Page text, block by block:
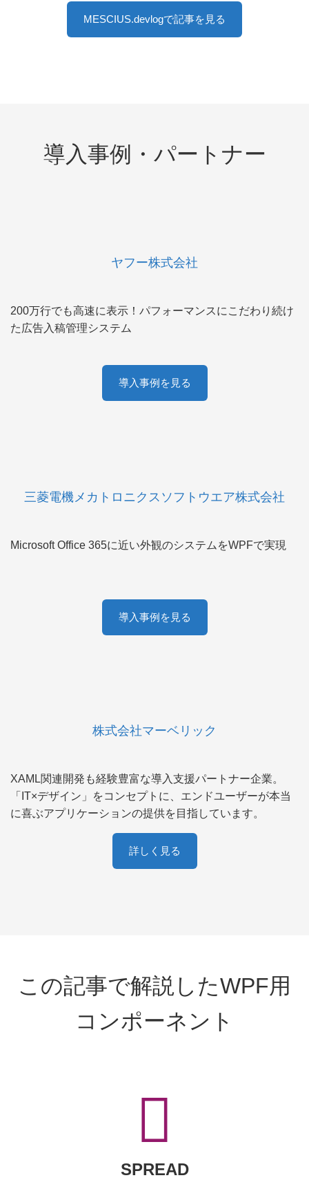
MESCIUS.devlogで記事を見る
導入事例・パートナー
ヤフー株式会社
200万行でも高速に表示！パフォーマンスにこだわり続け
た広告入稿管理システム
導入事例を見る
三菱電機メカトロニクスソフトウエア株式会社
Microsoft Office 365に近い外観のシステムをWPFで実現
導入事例を見る
株式会社マーベリック
XAML関連開発も経験豊富な導入支援パートナー企業。
「IT×デザイン」をコンセプトに、エンドユーザーが本当
に喜ぶアプリケーションの提供を目指しています。
詳しく見る
この記事で解説したWPF用
コンポーネント
SPREAD